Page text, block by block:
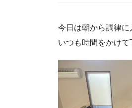
今日は朝から調律に
いつも時間をかけて